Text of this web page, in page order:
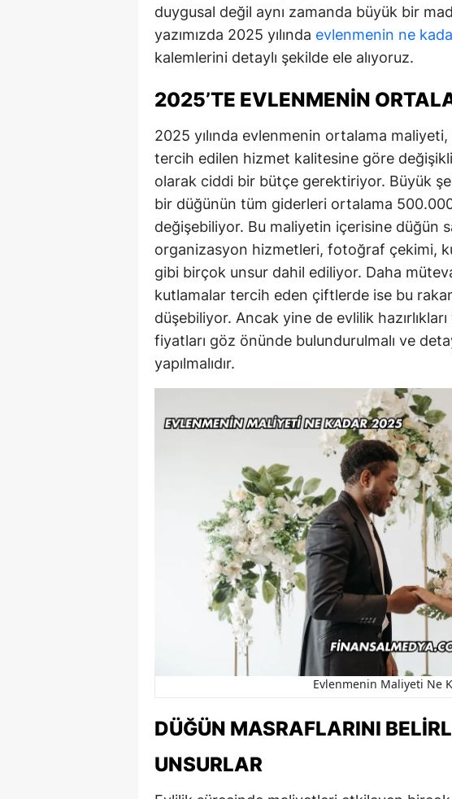
duygusal değil aynı zamanda büyük bir
yazımızda 2025 yılında evlenmenin ne
kalemlerini detaylı şekilde ele alıyoruz.
2025’TE EVLENMENIN
2025 yılında evlenmenin ortalama
tercih edilen hizmet kalitesine göre
olarak ciddi bir bütçe gerektiriyor. Büyük
bir düğünün tüm giderleri ortalama
değişebiliyor. Bu maliyetin içerisine düğün
organizasyon hizmetleri, fotoğraf çekimi,
gibi birçok unsur dahil ediliyor. Daha
kutlamalar tercih eden çiftlerde ise bu
düşebiliyor. Ancak yine de evlilik
fiyatları göz önünde bulundurulmalı ve
yapılmalıdır.
Evlenmenin Maliyeti Ne
DÜĞÜN MASRAFLARINI
UNSURLAR